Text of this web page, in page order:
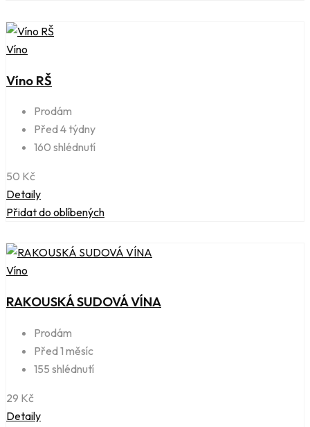
Víno
Víno RŠ
Prodám
Před 4 týdny
160 shlédnutí
50 Kč
Detaily
Přidat do oblíbených
Víno
RAKOUSKÁ SUDOVÁ VÍNA
Prodám
Před 1 měsíc
155 shlédnutí
29 Kč
Detaily